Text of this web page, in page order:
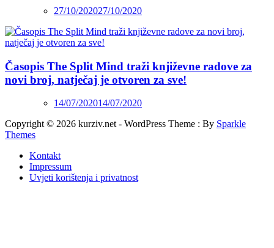
27/10/202027/10/2020
Časopis The Split Mind traži književne radove za
novi broj, natječaj je otvoren za sve!
14/07/202014/07/2020
Copyright © 2026 kurziv.net - WordPress Theme : By Sparkle
Themes
Kontakt
Impressum
Uvjeti korištenja i privatnost